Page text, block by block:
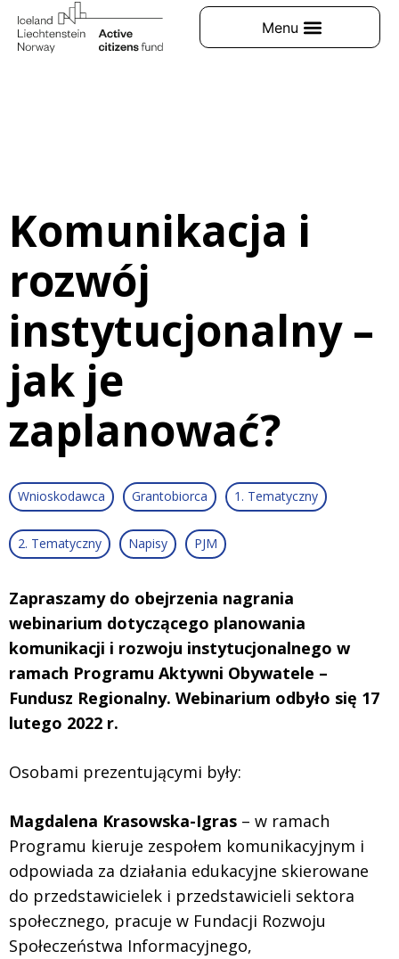
Komunikacja i
rozwój
instytucjonalny –
jak je
zaplanować?
Wnioskodawca Grantobiorca 1. Tematyczny
2. Tematyczny Napisy PJM
Zapraszamy do obejrzenia nagrania
webinarium dotyczącego planowania
komunikacji i rozwoju instytucjonalnego w
ramach Programu Aktywni Obywatele –
Fundusz Regionalny. Webinarium odbyło się 17
lutego 2022 r.
Osobami prezentującymi były:
Magdalena Krasowska-Igras – w ramach
Programu kieruje zespołem komunikacyjnym i
odpowiada za działania edukacyjne skierowane
do przedstawicielek i przedstawicieli sektora
społecznego, pracuje w Fundacji Rozwoju
Społeczeństwa Informacyjnego,